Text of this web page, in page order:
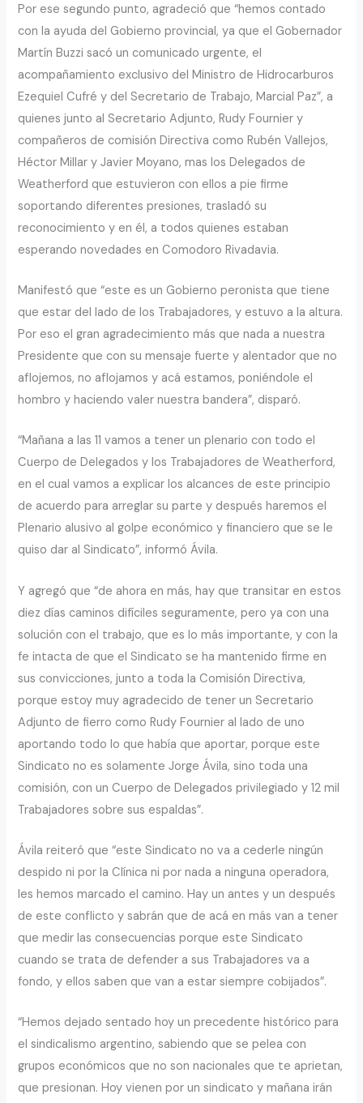
Por ese segundo punto, agradeció que “hemos contado
con la ayuda del Gobierno provincial, ya que el Gobernador
Martín Buzzi sacó un comunicado urgente, el
acompañamiento exclusivo del Ministro de Hidrocarburos
Ezequiel Cufré y del Secretario de Trabajo, Marcial Paz”, a
quienes junto al Secretario Adjunto, Rudy Fournier y
compañeros de comisión Directiva como Rubén Vallejos,
Héctor Millar y Javier Moyano, mas los Delegados de
Weatherford que estuvieron con ellos a pie firme
soportando diferentes presiones, trasladó su
reconocimiento y en él, a todos quienes estaban
esperando novedades en Comodoro Rivadavia.
Manifestó que “este es un Gobierno peronista que tiene
que estar del lado de los Trabajadores, y estuvo a la altura.
Por eso el gran agradecimiento más que nada a nuestra
Presidente que con su mensaje fuerte y alentador que no
aflojemos, no aflojamos y acá estamos, poniéndole el
hombro y haciendo valer nuestra bandera”, disparó.
“Mañana a las 11 vamos a tener un plenario con todo el
Cuerpo de Delegados y los Trabajadores de Weatherford,
en el cual vamos a explicar los alcances de este principio
de acuerdo para arreglar su parte y después haremos el
Plenario alusivo al golpe económico y financiero que se le
quiso dar al Sindicato”, informó Ávila.
Y agregó que “de ahora en más, hay que transitar en estos
diez días caminos difíciles seguramente, pero ya con una
solución con el trabajo, que es lo más importante, y con la
fe intacta de que el Sindicato se ha mantenido firme en
sus convicciones, junto a toda la Comisión Directiva,
porque estoy muy agradecido de tener un Secretario
Adjunto de fierro como Rudy Fournier al lado de uno
aportando todo lo que había que aportar, porque este
Sindicato no es solamente Jorge Ávila, sino toda una
comisión, con un Cuerpo de Delegados privilegiado y 12 mil
Trabajadores sobre sus espaldas”.
Ávila reiteró que “este Sindicato no va a cederle ningún
despido ni por la Clínica ni por nada a ninguna operadora,
les hemos marcado el camino. Hay un antes y un después
de este conflicto y sabrán que de acá en más van a tener
que medir las consecuencias porque este Sindicato
cuando se trata de defender a sus Trabajadores va a
fondo, y ellos saben que van a estar siempre cobijados”.
“Hemos dejado sentado hoy un precedente histórico para
el sindicalismo argentino, sabiendo que se pelea con
grupos económicos que no son nacionales que te aprietan,
que presionan. Hoy vienen por un sindicato y mañana irán